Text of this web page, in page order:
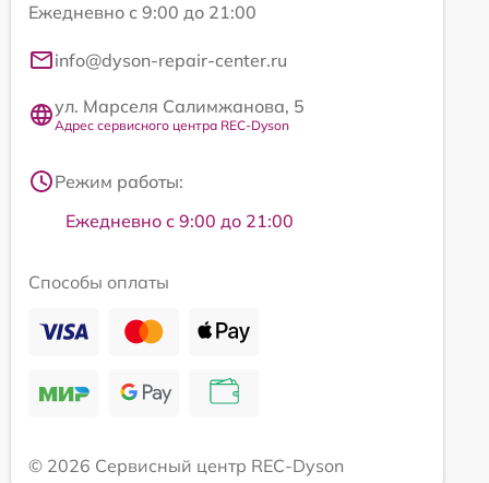
Ежедневно с 9:00 до 21:00
info@dyson-repair-center.ru
ул. Марселя Салимжанова, 5
Адрес сервисного центра REC-Dyson
Режим работы:
Ежедневно с 9:00 до 21:00
Способы оплаты
© 2026 Сервисный центр REC-Dyson